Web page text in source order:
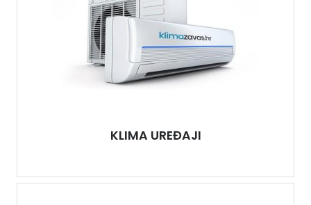
KLIMA UREĐAJI